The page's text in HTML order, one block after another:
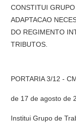
CONSTITUI
ADAPTACAO
DO REGIMENTO
TRIBUTOS.
PORTARIA 3/12 -
de 17 de agosto de
Institui Grupo de